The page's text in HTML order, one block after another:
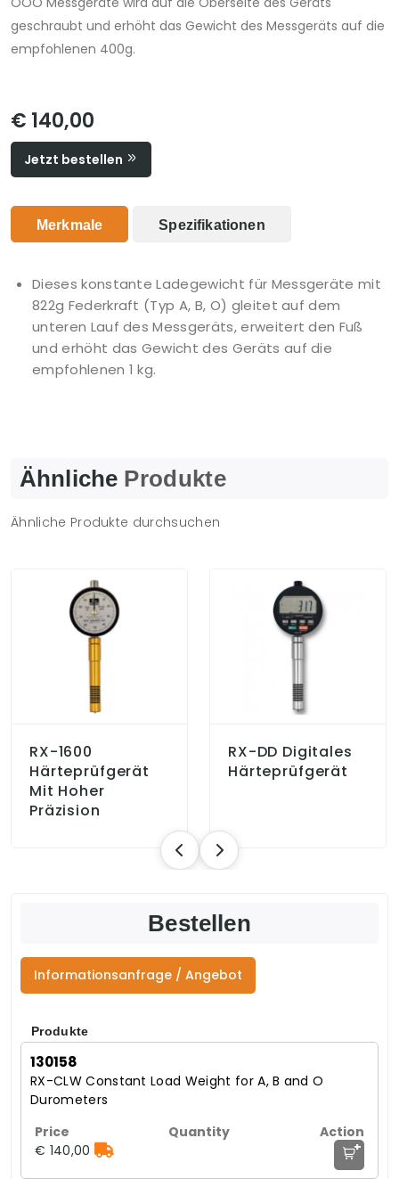
geschraubt und erhöht das Gewicht des Messgeräts auf die
empfohlenen 400g.
€ 140,00
Jetzt bestellen
Merkmale Spezifikationen
Dieses konstante Ladegewicht für Messgeräte mit
822g Federkraft (Typ A, B, O) gleitet auf dem
unteren Lauf des Messgeräts, erweitert den Fuß
und erhöht das Gewicht des Geräts auf die
empfohlenen 1 kg.
Ähnliche Produkte
Ähnliche Produkte durchsuchen
RX-1600
Härteprüfgerät
Mit Hoher
Präzision
RX-DD Digitales
Härteprüfgerät
Bestellen
Informationsanfrage / Angebot
Produkte
130158
RX-CLW Constant Load Weight for A, B and O
Durometers
€ 140,00 +